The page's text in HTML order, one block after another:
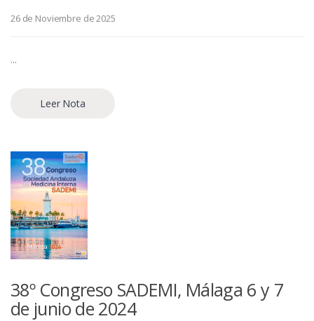
26 de Noviembre de 2025
...
Leer Nota
38º Congreso SADEMI, Málaga 6 y 7
de junio de 2024